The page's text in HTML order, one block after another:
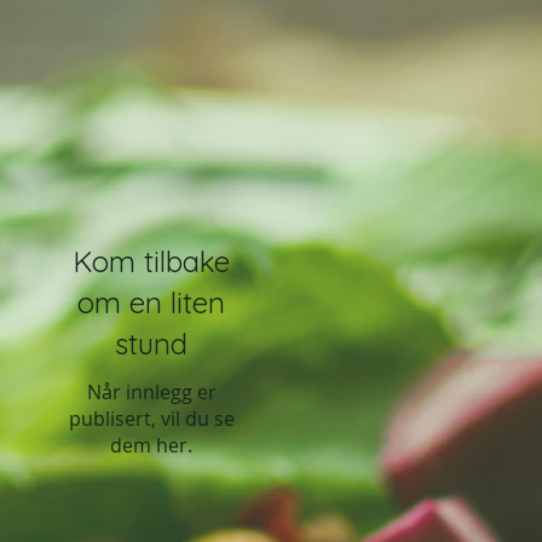
Kom tilbake
om en liten
stund
Når innlegg er
publisert, vil du se
dem her.